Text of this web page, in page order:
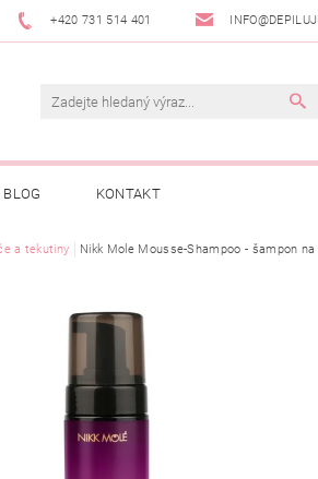
+420 731 514 401
BLOG KONTAKT
a tekutiny Nikk Mole Mousse-Shampoo - šampon